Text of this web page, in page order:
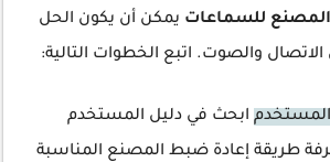
للسماعات يمكن أن يكون الحل
والصوت. اتبع الخطوات التالية:
ابحث في دليل المستخدم
طريقة إعادة ضبط المصنع المناسبة